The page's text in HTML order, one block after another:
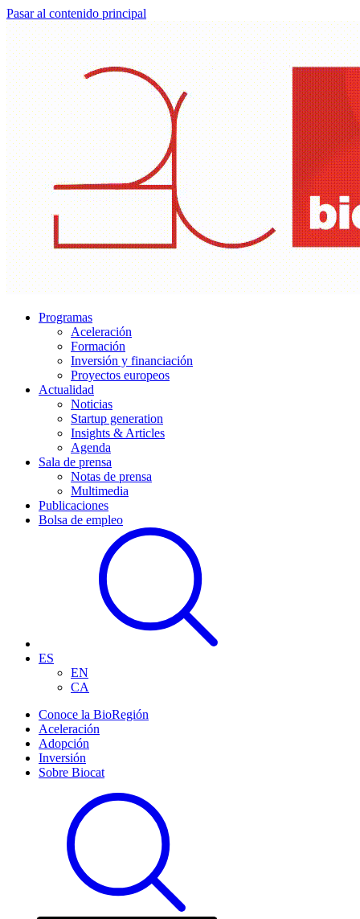
Pasar al contenido principal
Programas
Aceleración
Formación
Inversión y financiación
Proyectos europeos
Actualidad
Noticias
Startup generation
Insights & Articles
Agenda
Sala de prensa
Notas de prensa
Multimedia
Publicaciones
Bolsa de empleo
ES
EN
CA
Conoce la BioRegión
Aceleración
Adopción
Inversión
Sobre Biocat